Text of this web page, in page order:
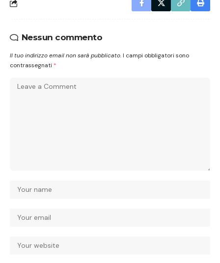
Nessun commento
Il tuo indirizzo email non sarà pubblicato. I campi obbligatori sono
contrassegnati *